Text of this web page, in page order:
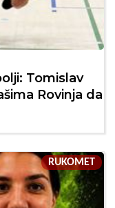
Tomislav
Rovinja da
RUKOMET